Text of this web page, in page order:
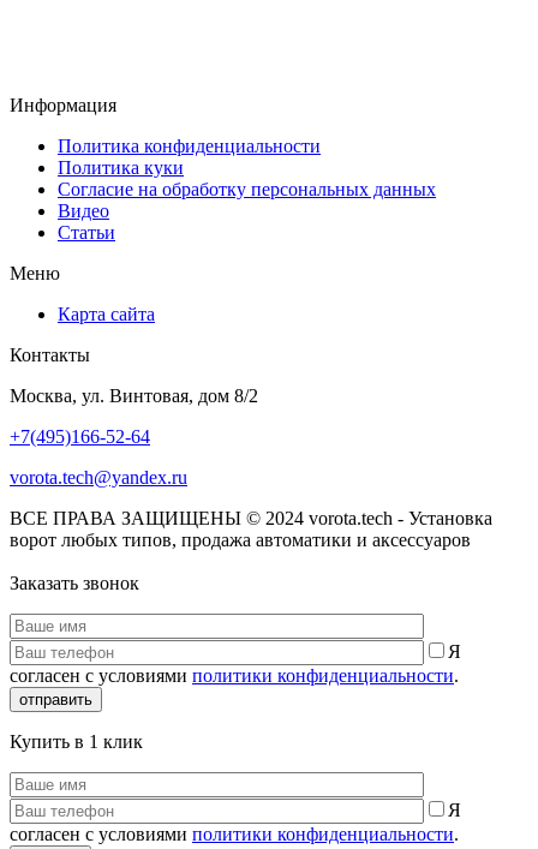
Информация
Политика конфиденциальности
Политика куки
Согласие на обработку персональных данных
Видео
Статьи
Меню
Карта сайта
Контакты
Москва, ул. Винтовая, дом 8/2
+7(495)166-52-64
vorota.tech@yandex.ru
ВСЕ ПРАВА ЗАЩИЩЕНЫ © 2024 vorota.tech - Установка
ворот любых типов, продажа автоматики и аксессуаров
Заказать звонок
Я
согласен с условиями политики конфиденциальности.
отправить
Купить в 1 клик
Я
согласен с условиями политики конфиденциальности.